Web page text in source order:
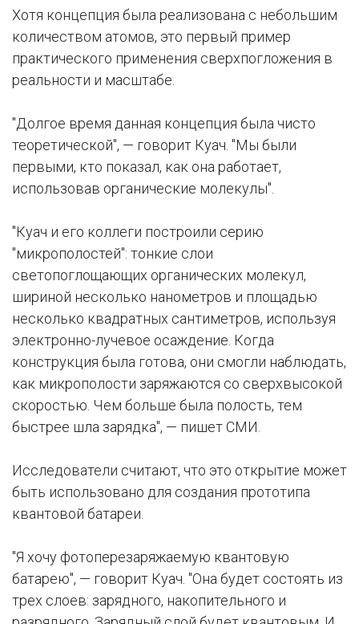
Хотя концепция была реализована с небольшим
количеством атомов, это первый пример
практического применения сверхпогложения в
реальности и масштабе.
"Долгое время данная концепция была чисто
теоретической", — говорит Куач. "Мы были
первыми, кто показал, как она работает,
использовав органические молекулы".
"Куач и его коллеги построили серию
"микрополостей": тонкие слои
светопоглощающих органических молекул,
шириной несколько нанометров и площадью
несколько квадратных сантиметров, используя
электронно-лучевое осаждение. Когда
конструкция была готова, они смогли наблюдать,
как микрополости заряжаются со сверхвысокой
скоростью. Чем больше была полость, тем
быстрее шла зарядка", — пишет СМИ.
Исследователи считают, что это открытие может
быть использовано для создания прототипа
квантовой батареи.
"Я хочу фотоперезаряжаемую квантовую
батарею", — говорит Куач. "Она будет состоять из
трех слоев: зарядного, накопительного и